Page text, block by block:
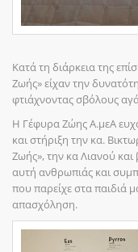
Κατά τη διάρκεια της
Ζωής» είχαν την
φτιάχνοντας σβόλους
Η Γέφυρα Ζώης Α.μεΑ
και στήριξη την κα.
Ζωής», την κα Λιανού και
αυτή ανθρωπιάς και
που παρείχε στα παιδιά
απασχόληση.